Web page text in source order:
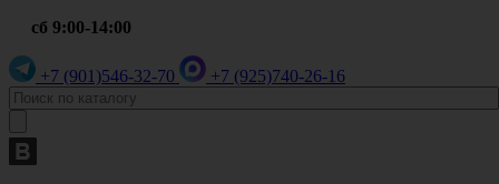
сб 9:00-14:00
+7 (901)546-32-70 +7 (925)740-26-16